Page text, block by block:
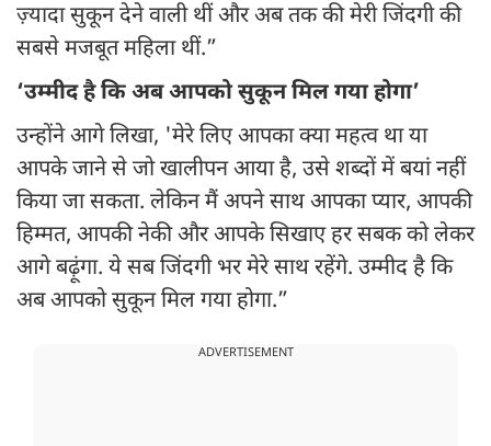
ज़्यादा सुकून देने वाली थीं और अब तक की मेरी जिंदगी की
सबसे मजबूत महिला थीं.”
‘उम्मीद है कि अब आपको सुकून मिल गया होगा’
उन्होंने आगे लिखा, 'मेरे लिए आपका क्या महत्व था या
आपके जाने से जो खालीपन आया है, उसे शब्दों में बयां नहीं
किया जा सकता. लेकिन मैं अपने साथ आपका प्यार, आपकी
हिम्मत, आपकी नेकी और आपके सिखाए हर सबक को लेकर
आगे बढ़ूंगा. ये सब जिंदगी भर मेरे साथ रहेंगे. उम्मीद है कि
अब आपको सुकून मिल गया होगा.”
ADVERTISEMENT